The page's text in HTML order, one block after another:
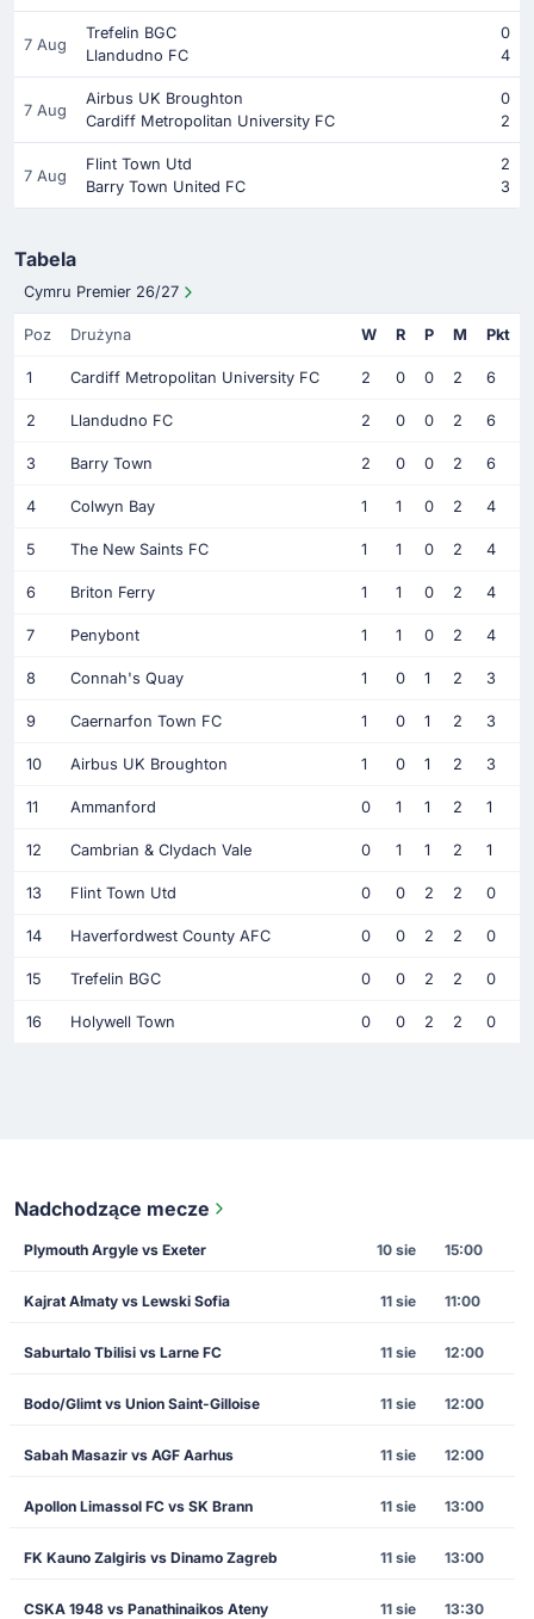
7 Aug
Trefelin BGC
0
Llandudno FC
4
7 Aug
Airbus UK Broughton
0
Cardiff Metropolitan University FC
2
7 Aug
Flint Town Utd
2
Barry Town United FC
3
Tabela
Cymru Premier 26/27
Poz Drużyna W R P M Pkt
1 Cardiff Metropolitan University FC 2 0 0 2 6
2 Llandudno FC 2 0 0 2 6
3 Barry Town 2 0 0 2 6
4 Colwyn Bay 1 1 0 2 4
5 The New Saints FC 1 1 0 2 4
6 Briton Ferry 1 1 0 2 4
7 Penybont 1 1 0 2 4
8 Connah's Quay 1 0 1 2 3
9 Caernarfon Town FC 1 0 1 2 3
10 Airbus UK Broughton 1 0 1 2 3
11 Ammanford 0 1 1 2 1
12 Cambrian & Clydach Vale 0 1 1 2 1
13 Flint Town Utd 0 0 2 2 0
14 Haverfordwest County AFC 0 0 2 2 0
15 Trefelin BGC 0 0 2 2 0
16 Holywell Town 0 0 2 2 0
Nadchodzące mecze
Plymouth Argyle vs Exeter 10 sie 15:00
Kajrat Ałmaty vs Lewski Sofia 11 sie 11:00
Saburtalo Tbilisi vs Larne FC 11 sie 12:00
Bodo/Glimt vs Union Saint-Gilloise 11 sie 12:00
Sabah Masazir vs AGF Aarhus 11 sie 12:00
Apollon Limassol FC vs SK Brann 11 sie 13:00
FK Kauno Zalgiris vs Dinamo Zagreb 11 sie 13:00
CSKA 1948 vs Panathinaikos Ateny 11 sie 13:30